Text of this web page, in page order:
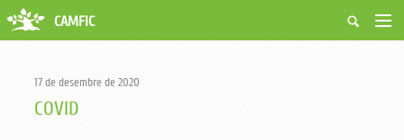
Qui som
Activitats
CAMFiC
17 de desembre de 2020
COVID